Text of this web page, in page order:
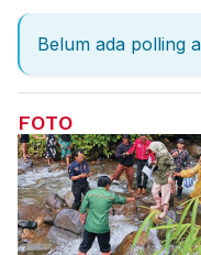
Belum ada polling
FOTO